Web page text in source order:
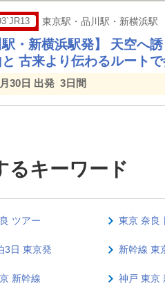
東京駅・品川駅・新横浜
駅・新横浜駅発】 天空へ
古来より伝わるルート
30日 出発 3日間
るキーワード
ツアー 東京 奈良
3日 東京発 新幹線 東
新幹線 神戸 東京